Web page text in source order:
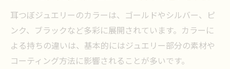
耳つぼジュエリーのカラーは、ゴールドやシルバー、ピ
ンク、ブラックなど多彩に展開されています。カラーに
よる持ちの違いは、基本的にはジュエリー部分の素材や
コーティング方法に影響されることが多いです。